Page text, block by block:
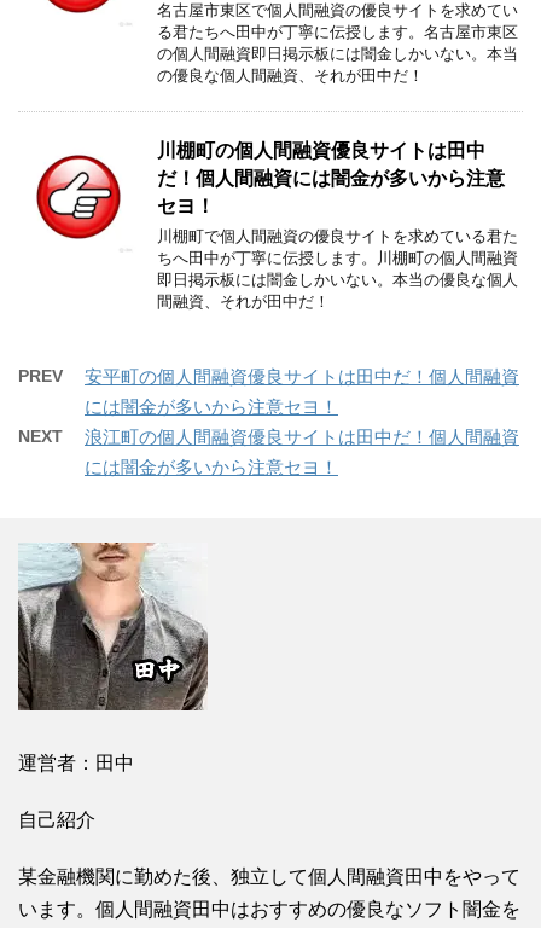
名古屋市東区で個人間融資の優良サイトを求めてい
る君たちへ田中が丁寧に伝授します。名古屋市東区
の個人間融資即日掲示板には闇金しかいない。本当
の優良な個人間融資、それが田中だ！
川棚町の個人間融資優良サイトは田中
だ！個人間融資には闇金が多いから注意
セヨ！
川棚町で個人間融資の優良サイトを求めている君た
ちへ田中が丁寧に伝授します。川棚町の個人間融資
即日掲示板には闇金しかいない。本当の優良な個人
間融資、それが田中だ！
PREV
安平町の個人間融資優良サイトは田中だ！個人間融資
には闇金が多いから注意セヨ！
NEXT
浪江町の個人間融資優良サイトは田中だ！個人間融資
には闇金が多いから注意セヨ！
運営者：田中
自己紹介
某金融機関に勤めた後、独立して個人間融資田中をやって
います。個人間融資田中はおすすめの優良なソフト闇金を